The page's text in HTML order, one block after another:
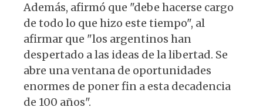
Además, afirmó que "debe hacerse cargo
de todo lo que hizo este tiempo", al
afirmar que "los argentinos han
despertado a las ideas de la libertad. Se
abre una ventana de oportunidades
enormes de poner fin a esta decadencia
de 100 años".